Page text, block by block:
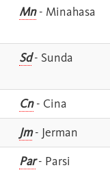
Mn- Minahasa
Sd- Sunda
Cn- Cina
Jm- Jerman
Par- Parsi